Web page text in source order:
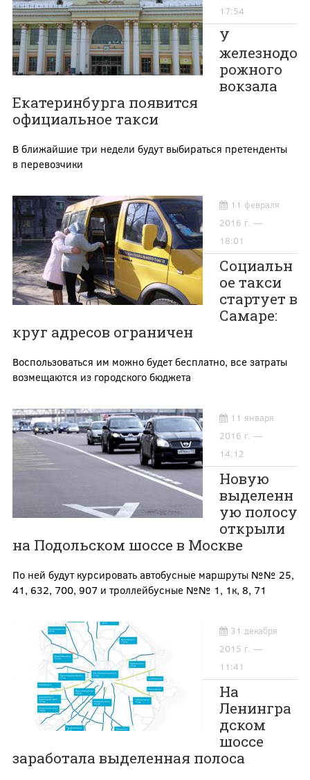
17:54
У
железнодо
рожного
вокзала
Екатеринбурга появится
официальное такси
В ближайшие три недели будут выбираться претенденты
в перевозчики
11 февраля
2016 г. —
18:01
Социальн
ое такси
стартует в
Самаре:
круг адресов ограничен
Воспользоваться им можно будет бесплатно, все затраты
возмещаются из городского бюджета
11 января
2016 г. —
14:12
Новую
выделенн
ую полосу
открыли
на Подольском шоссе в Москве
По ней будут курсировать автобусные маршруты №№ 25,
41, 632, 700, 907 и троллейбусные №№ 1, 1к, 8, 71
31 декабря
2015 г. —
11:41
На
Ленингра
дском
шоссе
заработала выделенная полоса